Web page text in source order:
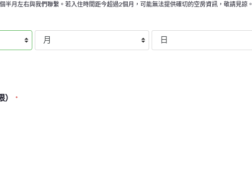
半月左右與我們聯繫。若入住時間距今超過2個月，可能無法提供確切的空房資訊，敬請見諒。
*